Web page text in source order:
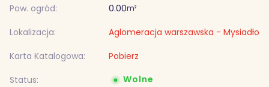
Pow. ogród: 0.00m²
Lokalizacja:
Aglomeracja warszawska - Mysiadło
Karta Katalogowa:
Pobierz
Status:
Wolne